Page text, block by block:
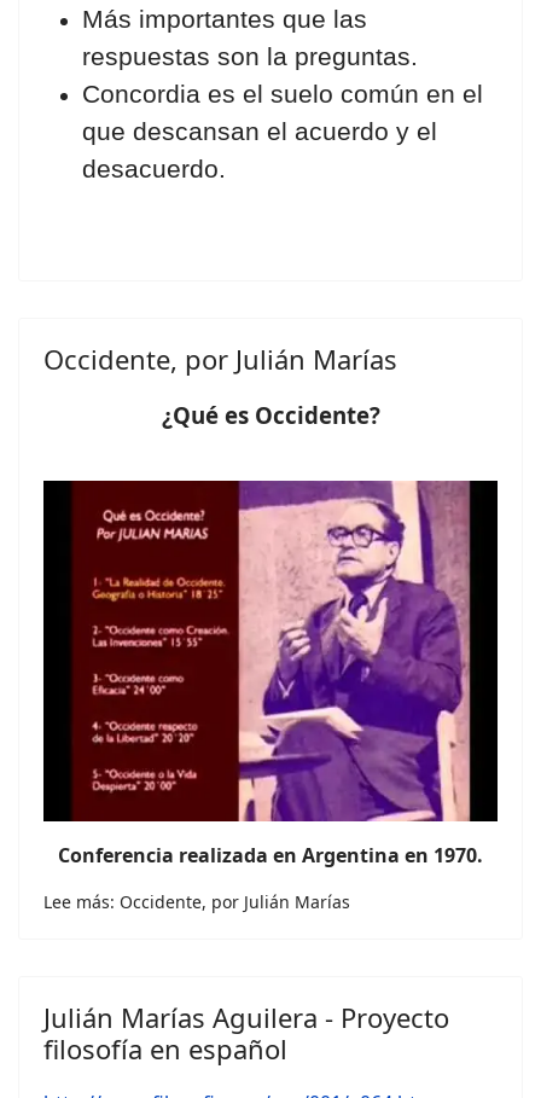
Más importantes que las
respuestas son la preguntas.
Concordia es el suelo común en el
que descansan el acuerdo y el
desacuerdo.
Occidente, por Julián Marías
¿Qué es Occidente?
Conferencia realizada en Argentina en 1970.
Lee más: Occidente, por Julián Marías
Julián Marías Aguilera - Proyecto
filosofía en español